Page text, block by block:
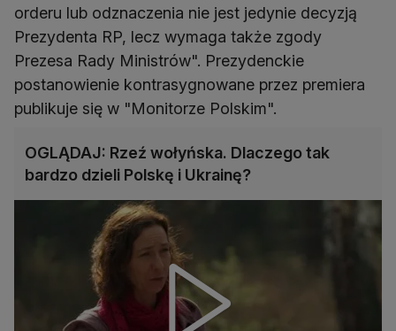
orderu lub odznaczenia nie jest jedynie decyzją
Prezydenta RP, lecz wymaga także zgody
Prezesa Rady Ministrów". Prezydenckie
postanowienie kontrasygnowane przez premiera
publikuje się w "Monitorze Polskim".
OGLĄDAJ: Rzeź wołyńska. Dlaczego tak
bardzo dzieli Polskę i Ukrainę?